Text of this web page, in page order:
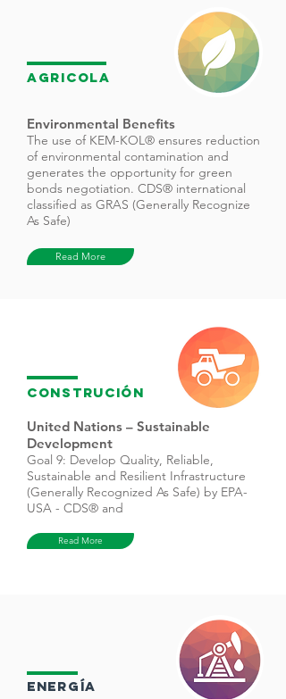
Agricola
Environmental Benefits
The use of KEM-KOL® ensures reduction
of environmental contamination and
generates the opportunity for green
bonds negotiation. CDS® international
classified as GRAS (Generally Recognize
As Safe)
Read More
Construción
United Nations – Sustainable
Development
Goal 9: Develop Quality, Reliable,
Sustainable and Resilient Infrastructure
(Generally Recognized As Safe) by EPA-
USA - CDS® and
Read More
Energía